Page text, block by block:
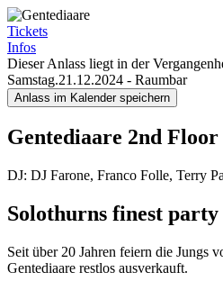
Tickets
Infos
Dieser Anlass liegt in der
Samstag.21.12.2024 - Raumbar
Anlass im Kalender speichern
Gentediaare 2nd Floor
DJ: DJ Farone, Franco Folle, Terry
Solothurns finest party
Seit über 20 Jahren feiern die Jungs
Gentediaare restlos ausverkauft.